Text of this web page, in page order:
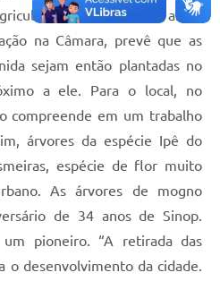
O projeto, que ainda
na Câmara, prevê que as
sejam então plantadas no
a ele. Para o local, no
compreende em um trabalho
árvores da espécie Ipê do
espécie de flor muito
As árvores de mogno
de 34 anos de Sinop.
um pioneiro. “A retirada das
o desenvolvimento da cidade.